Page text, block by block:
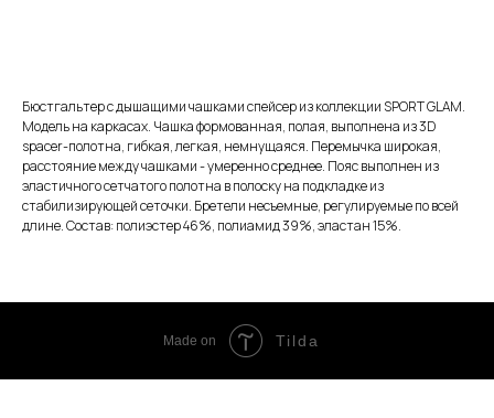
Бюстгальтер с дышащими чашками спейсер из коллекции SPORT GLAM.
Модель на каркасах. Чашка формованная, полая, выполнена из 3D
spacer-полотна, гибкая, легкая, немнущаяся. Перемычка широкая,
расстояние между чашками - умеренно среднее. Пояс выполнен из
эластичного сетчатого полотна в полоску на подкладке из
стабилизирующей сеточки. Бретели несъемные, регулируемые по всей
длине. Состав: полиэстер 46%, полиамид 39%, эластан 15%.
Made on Tilda